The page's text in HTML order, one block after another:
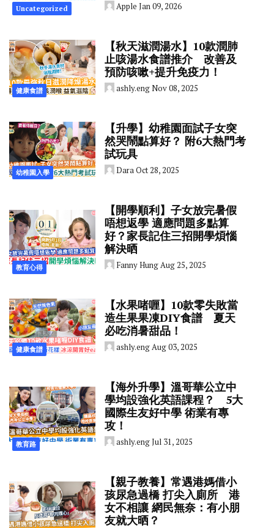
Uncategorized Apple Jan 09, 2026
健康食譜
【秋天滋潤湯水】10款潤肺
止咳湯水食譜推介 改善及
預防咳嗽+提升免疫力！
ashly.engNov 08, 2025
幼稚園入學
【升學】幼稚園面試子女突
然哭鬧點算好？ 附6大熱門考
試玩具
DaraOct 28, 2025
教育心得
【開學順利】子女放完暑假
唔想返學 適應問題多點算
好？家長記住三招開學煩惱
解決晒
Fanny HungAug 25, 2025
健康食譜
【水果啫喱】10款零失敗當
造生果果凍DIY食譜 夏天
必吃消暑甜品！
ashly.engAug 03, 2025
教育路
【海外升學】溫哥華公立中
學均設強化英語課程？ 5大
國際生友好中學 術業有專
攻！
ashly.engJul 31, 2025
【親子教養】常遇港媽借小
孩尿急過橋 打尖入廁所 港
女不相讓 網民無奈：有小朋
友就大晒？